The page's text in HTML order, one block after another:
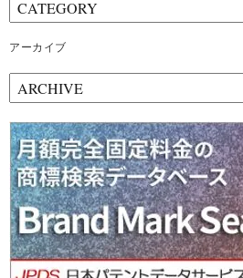
アーカイブ
ー
カ
イ
ブ